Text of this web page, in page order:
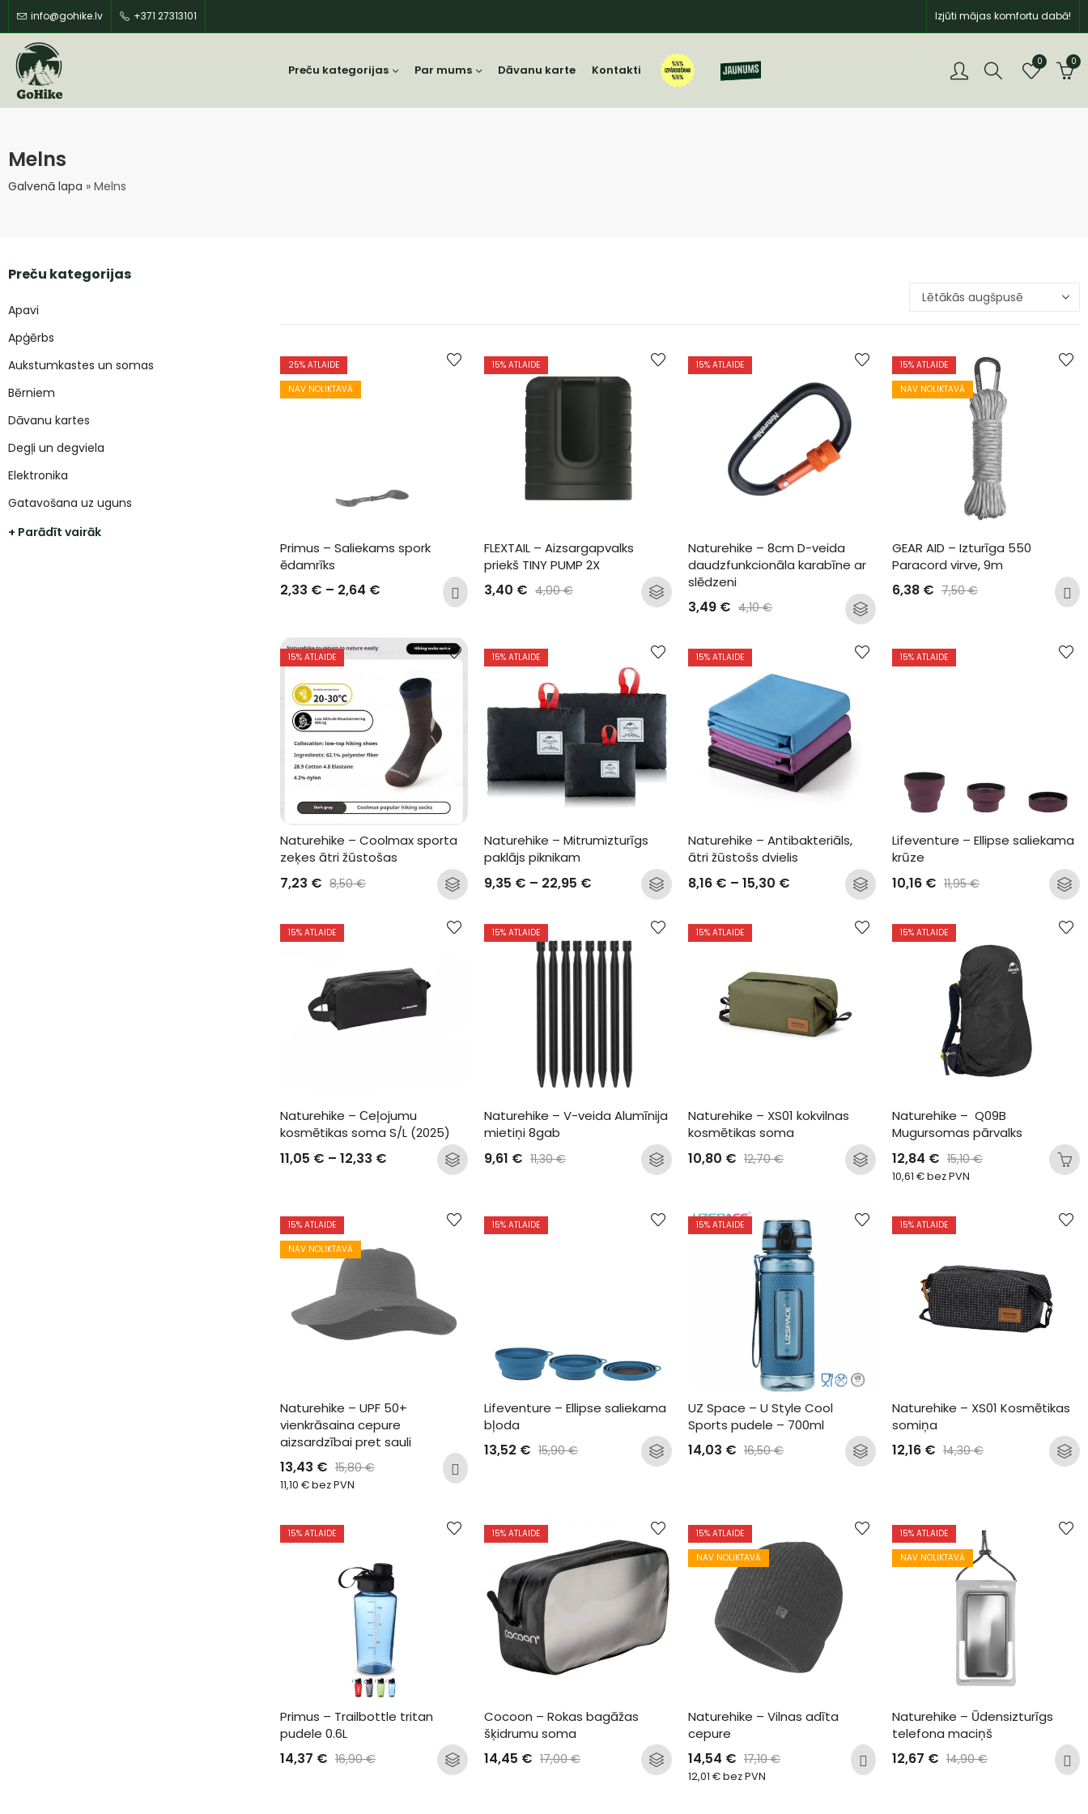
info@gohike.lv +371 27313101 Izjūti mājas komfortu dabā!
Preču kategorijas Par mums Dāvanu karte Kontakti
0 0
Melns
Galvenā lapa » Melns
25% ATLAIDE
NAV NOLIKTAVĀ
Primus – Saliekams spork
ēdamrīks
2,33 € – 2,64 €
15% ATLAIDE
FLEXTAIL – Aizsargapvalks
priekš TINY PUMP 2X
3,40 € 4,00€
15% ATLAIDE
Naturehike – 8cm D-veida
daudzfunkcionāla karabīne ar
slēdzeni
3,49 € 4,10€
15% ATLAIDE
NAV NOLIKTAVĀ
GEAR AID – Izturīga 550
Paracord virve, 9m
6,38 € 7,50€
15% ATLAIDE
Naturehike – Coolmax sporta
zeķes ātri žūstošas
7,23 € 8,50€
15% ATLAIDE
Naturehike – Mitrumizturīgs
paklājs piknikam
9,35 € – 22,95 €
15% ATLAIDE
Naturehike – Antibakteriāls,
ātri žūstošs dvielis
8,16 € – 15,30 €
15% ATLAIDE
Lifeventure – Ellipse saliekama
krūze
10,16 € 11,95€
15% ATLAIDE
Naturehike – Сeļojumu
kosmētikas soma S/L (2025)
11,05 € – 12,33 €
15% ATLAIDE
Naturehike – V-veida Alumīnija
mietiņi 8gab
9,61 € 11,30€
15% ATLAIDE
Naturehike – XS01 kokvilnas
kosmētikas soma
10,80 € 12,70€
15% ATLAIDE
Naturehike –  Q09B
Mugursomas pārvalks
12,84 € 15,10€
10,61 €bez PVN
15% ATLAIDE
NAV NOLIKTAVĀ
Naturehike – UPF 50+
vienkrāsaina cepure
aizsardzībai pret sauli
13,43 € 15,80€
11,10 €bez PVN
15% ATLAIDE
Lifeventure – Ellipse saliekama
bļoda
13,52 € 15,90€
15% ATLAIDE
UZ Space – U Style Cool
Sports pudele – 700ml
14,03 € 16,50€
15% ATLAIDE
Naturehike – XS01 Kosmētikas
somiņa
12,16 € 14,30€
15% ATLAIDE
Primus – Trailbottle tritan
pudele 0.6L
14,37 € 16,90€
15% ATLAIDE
Cocoon – Rokas bagāžas
šķidrumu soma
14,45 € 17,00€
15% ATLAIDE
NAV NOLIKTAVĀ
Naturehike – Vilnas adīta
cepure
14,54 € 17,10€
12,01 €bez PVN
15% ATLAIDE
NAV NOLIKTAVĀ
Naturehike – Ūdensizturīgs
telefona maciņš
12,67 € 14,90€
Preču kategorijas
Apavi
Apģērbs
Aukstumkastes un somas
Bērniem
Dāvanu kartes
Degļi un degviela
Elektronika
Gatavošana uz uguns
+ Parādīt vairāk